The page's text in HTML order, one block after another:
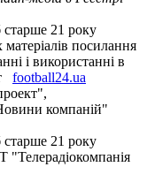
старше 21 року
посилання
і використанні в
football24.ua
компаній"
старше 21 року
"Телерадіокомпанія